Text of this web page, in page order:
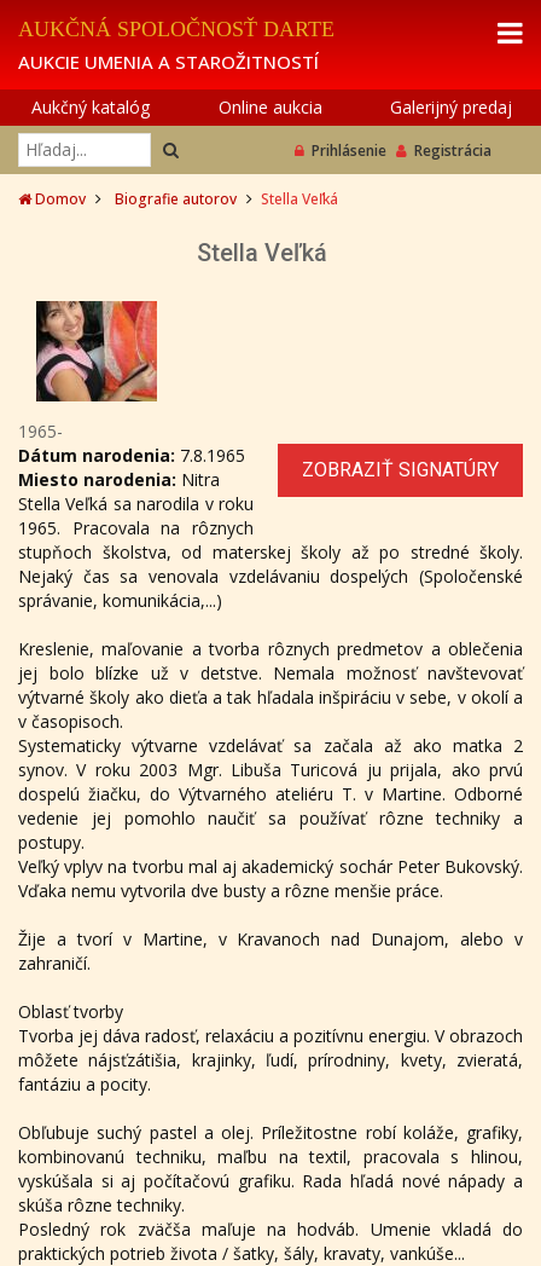
AUKČNÁ SPOLOČNOSŤ DARTE
AUKCIE UMENIA A STAROŽITNOSTÍ
Aukčný katalóg Online aukcia Galerijný predaj
Prihlásenie Registrácia
Domov Biografie autorov Stella Veľká
Stella Veľká
1965-
ZOBRAZIŤ SIGNATÚRY
Dátum narodenia: 7.8.1965
Miesto narodenia: Nitra
Stella Veľká sa narodila v roku
1965. Pracovala na rôznych
stupňoch školstva, od materskej školy až po stredné školy.
Nejaký čas sa venovala vzdelávaniu dospelých (Spoločenské
správanie, komunikácia,...)
Kreslenie, maľovanie a tvorba rôznych predmetov a oblečenia
jej bolo blízke už v detstve. Nemala možnosť navštevovať
výtvarné školy ako dieťa a tak hľadala inšpiráciu v sebe, v okolí a
v časopisoch.
Systematicky výtvarne vzdelávať sa začala až ako matka 2
synov. V roku 2003 Mgr. Libuša Turicová ju prijala, ako prvú
dospelú žiačku, do Výtvarného ateliéru T. v Martine. Odborné
vedenie jej pomohlo naučiť sa používať rôzne techniky a
postupy.
Veľký vplyv na tvorbu mal aj akademický sochár Peter Bukovský.
Vďaka nemu vytvorila dve busty a rôzne menšie práce.
Žije a tvorí v Martine, v Kravanoch nad Dunajom, alebo v
zahraničí.
Oblasť tvorby
Tvorba jej dáva radosť, relaxáciu a pozitívnu energiu. V obrazoch
môžete nájsťzátišia, krajinky, ľudí, prírodniny, kvety, zvieratá,
fantáziu a pocity.
Obľubuje suchý pastel a olej. Príležitostne robí koláže, grafiky,
kombinovanú techniku, maľbu na textil, pracovala s hlinou,
vyskúšala si aj počítačovú grafiku. Rada hľadá nové nápady a
skúša rôzne techniky.
Posledný rok zväčša maľuje na hodváb. Umenie vkladá do
praktických potrieb života / šatky, šály, kravaty, vankúše...